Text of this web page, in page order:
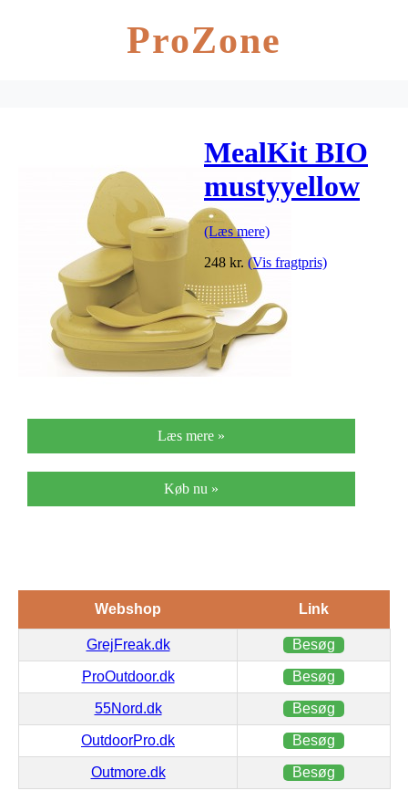
ProZone
MealKit BIO
mustyyellow
(Læs mere)
248 kr. (Vis fragtpris)
Læs mere »
Køb nu »
Webshop Link
GrejFreak.dk Besøg
ProOutdoor.dk Besøg
55Nord.dk Besøg
OutdoorPro.dk Besøg
Outmore.dk Besøg